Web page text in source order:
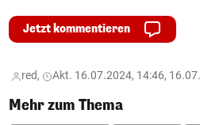
Jetzt kommentieren
red, Akt. 16.07.2024, 14:46,
Mehr zum Thema